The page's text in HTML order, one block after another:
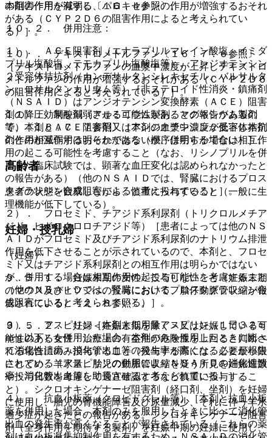
本剤の作用が減弱し、パロキセチンの作用が増強するおそれ
がある（ＣＹＰ２Ｄ６の阻害作用によると考えられてい
る）］。
１０）． デキストロメトルファン〔１６．７．６参照〕
［デキストロメトルファンの血漿中濃度が上昇しデキストロ
メトルファンの作用が増強するおそれがある（ＣＹＰ２Ｄ６
の阻害作用によると考えられている）］。
１１）． 制酸剤（アルミニウム製剤、マグネシウム製剤
等）〔１６．７．７参照〕［本剤の血漿中濃度が低下し本剤
の作用が減弱するおそれがある（機序は明らかでない）］。
高齢者
患者の状態を観察しながら、慎重に投与すること（一般に生
理機能が低下している）。
妊婦・授乳婦
（妊婦）
９．５．１． 妊娠末期の女性：投与しないこと（妊娠末期
のマウス及びヒツジへの投与において、胎仔動脈管収縮が報
告されている）〔２．８参照〕。
９．５．２． 妊婦＜妊娠末期を除く＞又は妊娠している可
能性のある女性：治療上の有益性が危険性を上回ると判断さ
れる場合にのみ投与すること（投与する際には、必要最小限
にとどめ、羊水量、胎児の動脈管収縮を疑う所見を妊娠週数
や投与日数を考慮して適宜確認するなど慎重に投与するこ
と）。シクロオキシゲナーゼ阻害剤（経口剤、坐剤）を妊婦
に使用し、胎児の腎機能障害及び尿量減少、それに伴う羊水
過少症が起きたとの報告がある。シクロオキシゲナーゼ阻害
剤（全身作用を期待する製剤）を妊娠中期の妊婦に使用し、
の阻害作用を有する〔１６．４参照〕。
１０．２． 併用注意：
１）． ＡＣＥ阻害剤（エナラプリルマレイン酸塩、イミダ
プリル塩酸塩、テモカプリル塩酸塩等）、アンジオテンシン
２受容体拮抗剤（カンデサルタンシレキセチル、バルサルタ
ン、ロサルタンカリウム等）［非ステロイド性消炎・鎮痛剤
（ＮＳＡＩＤ）はアンジオテンシン変換酵素（ＡＣＥ）阻害
剤の降圧効果を減弱させる可能性があるとの報告があるの
で、本剤とＡＣＥ阻害剤又はアンジオテンシン２受容体拮抗
剤との相互作用は明らかではないが、併用する場合は相互作
用の起こる可能性を考慮すること（なお、リシノプリルを併
用した臨床試験では、顕著な血圧変化は認められなかったと
の報告がある）（他のＮＳＡＩＤでは、腎臓におけるプロス
タグランジン合成阻害によると考えられている）］。
２）． フロセミド、チアジド系利尿剤（トリクロルメチア
ジド、ヒドロクロロチアジド等）［患者によっては他のＮＳ
ＡＩＤがフロセミド及びチアジド系利尿剤のナトリウム排泄
作用を低下させることが示されているので、本剤と、フロセ
ミド又はチアジド系利尿剤との相互作用は明らかではない
が、併用する場合は相互作用の起こる可能性を考慮すること
（他のＮＳＡＩＤでは、腎臓におけるプロスタグランジン合
成阻害によると考えられている）］。
３）． アスピリン［本剤と低用量アスピリン（１日３２５
ｍｇ以下）を併用した場合、本剤のみを服用したときに比べ
て消化性潰瘍・消化管出血等の発生率が高くなることが報告
されている（アスピリンの併用によりＮＳＡＩＤの消化性潰
瘍・消化管出血等を助長させると考えられている）］。
４）． 抗血小板薬（クロピドグレル等）［本剤と抗血小板
薬を併用した場合、本剤のみを服用したときに比べて消化管
出血の発生率が高くなることが報告されている（これらの薬